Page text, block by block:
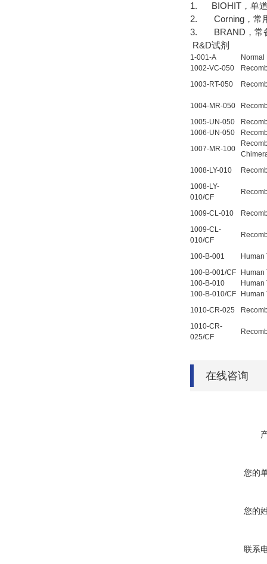
1. BIOHIT，单道
2. Corning，常
3. BRAND，常
R&D试剂
1-001-A
Normal
1002-VC-050
1003-RT-050
1004-MR-050
1005-UN-050
1006-UN-050
1007-MR-100
1008-LY-010
1008-LY-
010/CF
1009-CL-010
1009-CL-
010/CF
100-B-001
Human
100-B-001/CF
Human
100-B-010
Human
100-B-010/CF
Human
1010-CR-025
1010-CR-
025/CF
在线咨询
您的
您的
联系